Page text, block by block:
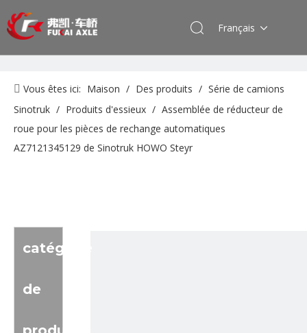
Français
Vous êtes ici: Maison / Des produits / Série de camions
Sinotruk / Produits d'essieux / Assemblée de réducteur de
roue pour les pièces de rechange automatiques
AZ7121345129 de Sinotruk HOWO Steyr
catégorie
de